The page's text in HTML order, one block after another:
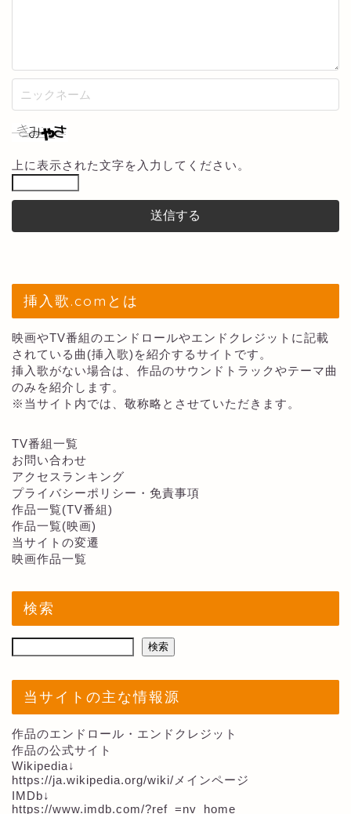
上に表示された文字を入力してください。
挿入歌.comとは
映画やTV番組のエンドロールやエンドクレジットに記載
されている曲(挿入歌)を紹介するサイトです。
挿入歌がない場合は、作品のサウンドトラックやテーマ曲
のみを紹介します。
※当サイト内では、敬称略とさせていただきます。
TV番組一覧
お問い合わせ
アクセスランキング
プライバシーポリシー・免責事項
作品一覧(TV番組)
作品一覧(映画)
当サイトの変遷
映画作品一覧
検索
検索
当サイトの主な情報源
作品のエンドロール・エンドクレジット
作品の公式サイト
Wikipedia↓
https://ja.wikipedia.org/wiki/メインページ
IMDb↓
https://www.imdb.com/?ref_=nv_home